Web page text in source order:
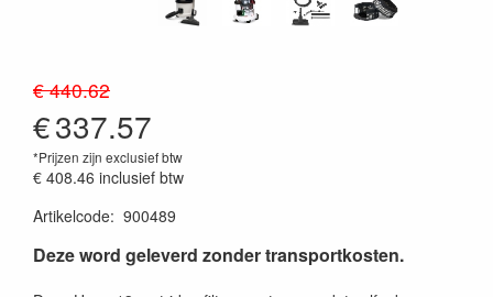
€ 440.62
€337.57
*Prijzen zijn exclusief btw
€ 408.46 inclusief btw
Artikelcode: 900489
Deze word geleverd zonder transportkosten.